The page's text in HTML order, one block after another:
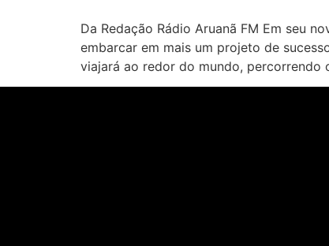
Da Redação Rádio Aruanã FM Em seu
embarcar em mais um projeto de
viajará ao redor do mundo, percorrendo